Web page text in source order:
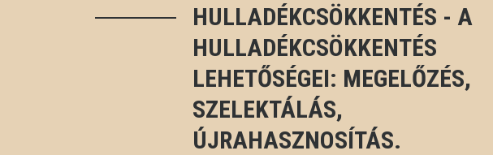
HULLADÉKCSÖKKENTÉS - A
HULLADÉKCSÖKKENTÉS
LEHETŐSÉGEI: MEGELŐZÉS,
SZELEKTÁLÁS,
ÚJRAHASZNOSÍTÁS.